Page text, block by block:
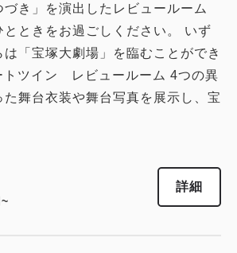
き」を演出したレビュールーム
とときをお過ごしください。 いず
「宝塚大劇場」を臨むことができ
トツイン レビュールーム 4つの異
た舞台衣装や舞台写真を展示し、宝
詳細